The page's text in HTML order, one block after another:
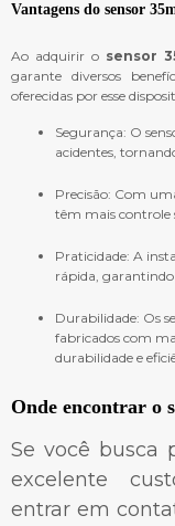
Vantagens do sensor
Ao adquirir o sensor
garante diversos
oferecidas por esse
Segurança: O sensor 35mm em São Paulo ajuda a prevenir
acidentes,
Precisão: Com uma medição precisa da distância, os condutores
têm mais controle
Praticidade: A instalação do sensor 35mm em São Paulo é simples e
rápida, garantindo
Durabilidade: Os sensores oferecidos pela WLTRUCKCAR são
fabricados com
durabilidade e
Onde encontrar o
Se você busca
excelente
entrar em